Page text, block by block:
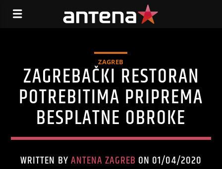
ZAGREB
ZAGREBAČKI RESTORAN
POTREBITIMA PRIPREMA
BESPLATNE OBROKE
WRITTEN BYANTENA ZAGREB ON 01/04/2020